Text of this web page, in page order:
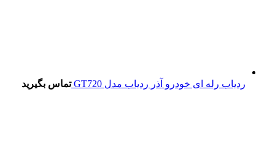
ردیاب رله ای خودرو آذر ردیاب مدل GT720 تماس بگیرید